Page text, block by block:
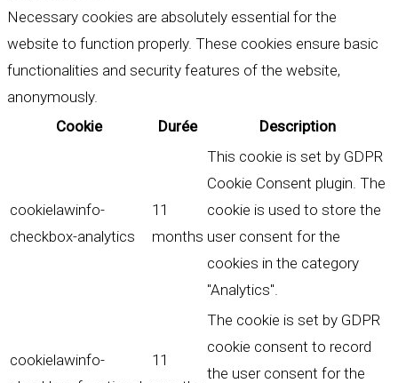
Necessary cookies are absolutely essential for the
website to function properly. These cookies ensure basic
functionalities and security features of the website,
anonymously.
Cookie
Durée Description
cookielawinfo-
checkbox-analytics
11
months
This cookie is set by GDPR
Cookie Consent plugin. The
cookie is used to store the
user consent for the
cookies in the category
"Analytics".
cookielawinfo-
11
The cookie is set by GDPR
cookie consent to record
the user consent for the